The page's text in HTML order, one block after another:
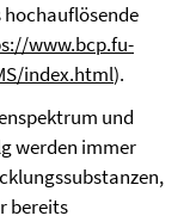
www.bcp.fu-
index.html).
und
werden immer
bereits